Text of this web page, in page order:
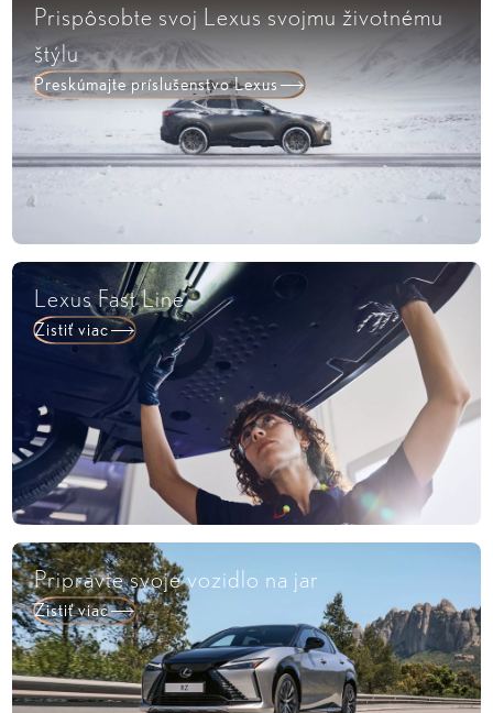
Prispôsobte svoj Lexus svojmu životnému
štýlu
Preskúmajte príslušenstvo Lexus
Lexus Fast Line
Zistiť viac
Pripravte svoje vozidlo na jar
Zistiť viac